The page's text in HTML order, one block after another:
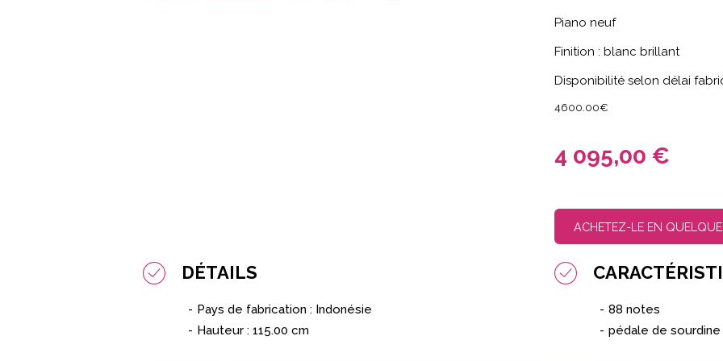
Piano neuf
Finition : blanc brillant
Disponibilité selon délai
4600.00€
4 095,00 €
ACHETEZ-LE EN
DÉTAILS
Pays de fabrication : Indonésie
Hauteur : 115.00 cm
88 notes
pédale de sourdine